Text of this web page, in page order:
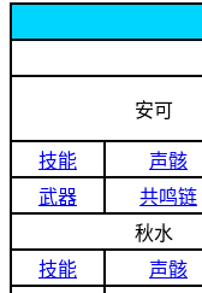
安可
技能 声骸
武器
共鸣链
秋水
技能
声骸